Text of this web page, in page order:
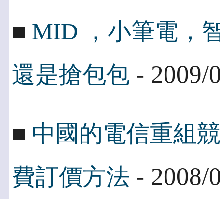
■ MID ，小筆電，
還是搶包包 - 2009/
■ 中國的電信重組
費訂價方法 - 2008/